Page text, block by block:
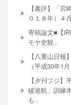
【書評】「
０１８年）４
寄稿論文■【
モヤ史観」
【八重山日
（平成30年1月
【夕刊フジ
破巡航」訓練
も」